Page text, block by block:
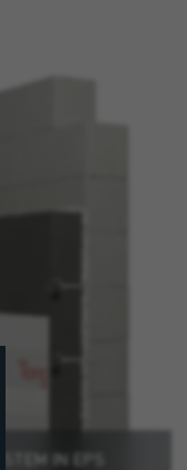
IN EPS